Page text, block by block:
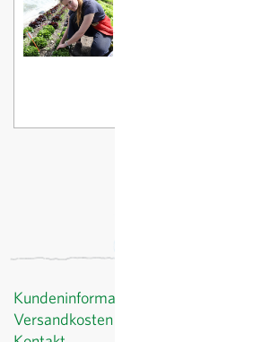
Kundeninformationen
Versandkosten